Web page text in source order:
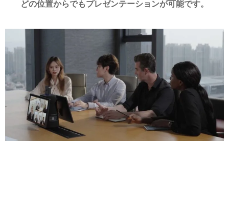
どの位置からでもプレゼンテーションが可能です。